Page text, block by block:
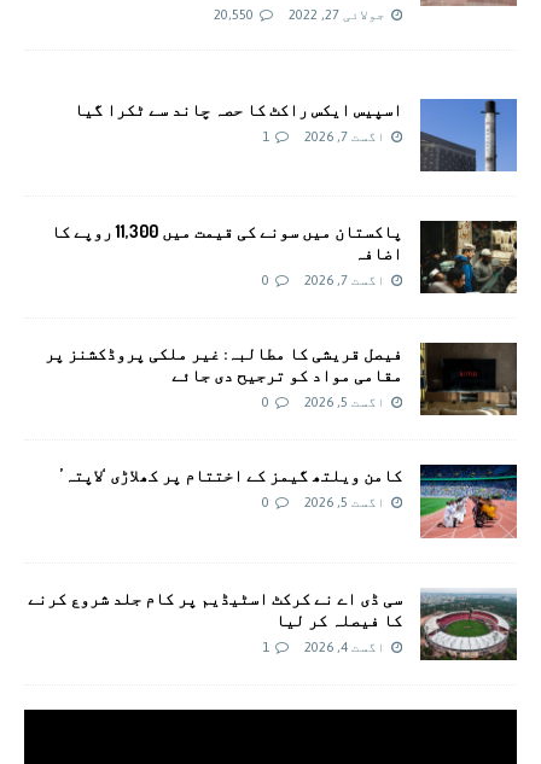
جولائی 27, 2022 20,550
اسپیس ایکس راکٹ کا حصہ چاند سے ٹکرا گیا
اگست 7, 2026 1
پاکستان میں سونے کی قیمت میں 11,300 روپے کا
اضافہ
اگست 7, 2026 0
فیصل قریشی کا مطالبہ: غیر ملکی پروڈکشنز پر
مقامی مواد کو ترجیح دی جائے
اگست 5, 2026 0
کامن ویلتھ گیمز کے اختتام پر کھلاڑی ‘لاپتہ’
اگست 5, 2026 0
سی ڈی اے نے کرکٹ اسٹیڈیم پر کام جلد شروع کرنے
کا فیصلہ کر لیا
اگست 4, 2026 1